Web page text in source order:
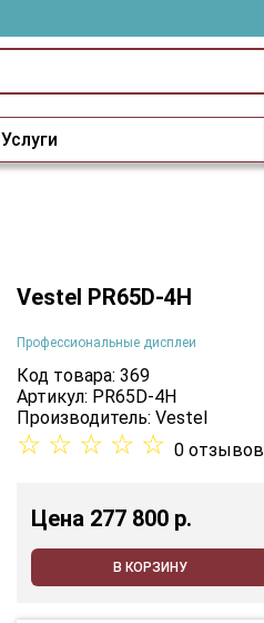
Услуги
Vestel PR65D-4H
Профессиональные дисплеи
Код товара: 369
Артикул: PR65D-4H
Производитель:Vestel
☆ ☆ ☆ ☆ ☆ 0 отзывов
Цена 277 800 p.
В КОРЗИНУ